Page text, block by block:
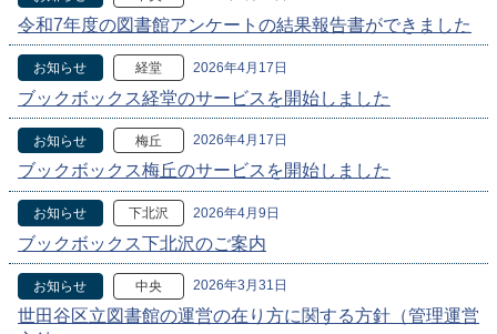
令和7年度の図書館アンケートの結果報告書ができました
お知らせ 経堂 2026年4月17日
ブックボックス経堂のサービスを開始しました
お知らせ 梅丘 2026年4月17日
ブックボックス梅丘のサービスを開始しました
お知らせ 下北沢 2026年4月9日
ブックボックス下北沢のご案内
お知らせ 中央 2026年3月31日
世田谷区立図書館の運営の在り方に関する方針（管理運営